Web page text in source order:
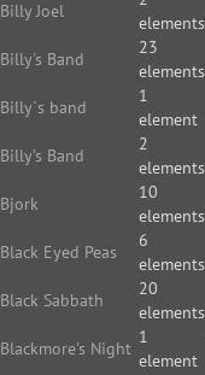
Billy Joel
elements
Billy's Band
23
elements
Billy`s band
1
element
Billy’s Band
2
elements
Bjork
10
elements
Black Eyed Peas
6
elements
Black Sabbath
20
elements
Blackmore's Night
1
element